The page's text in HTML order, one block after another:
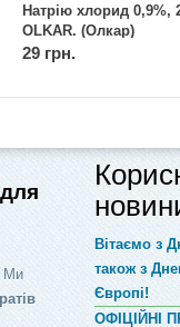
Натрію хлорид 0,9%,
OLKAR. (Олкар)
29 грн.
Ми
Вітаємо з
також з
Європі!
ОФІЦІЙНІ